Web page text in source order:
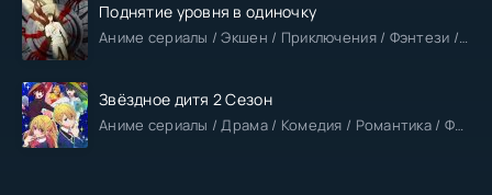
Поднятие уровня в одиночку
Аниме сериалы / Экшен / Приключения / Фэнтези / Анонсы
Звёздное дитя 2 Сезон
Аниме сериалы / Драма / Комедия / Романтика / Фантастика / Анонсы